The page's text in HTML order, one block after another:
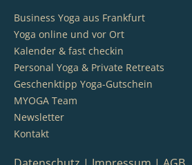
Business Yoga aus Frankfurt
Yoga online und vor Ort
Kalender & fast checkin
Personal Yoga & Private Retreats
Geschenktipp Yoga-Gutschein
MYOGA Team
Newsletter
Kontakt